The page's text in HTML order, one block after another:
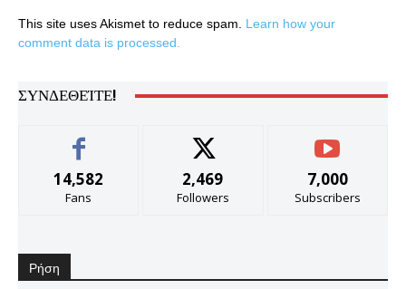
This site uses Akismet to reduce spam. Learn how your
comment data is processed.
ΣΥΝΔΕΘΕΊΤΕ!
14,582
Fans
2,469
Followers
7,000
Subscribers
Ρήση